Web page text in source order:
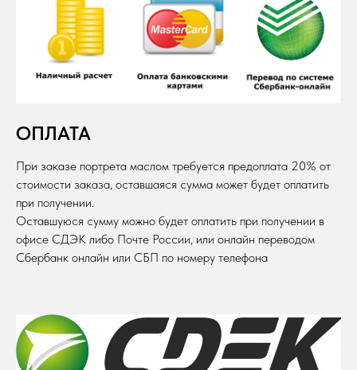
ОПЛАТА
При заказе портрета маслом требуется предоплата 20% от
стоимости заказа, оставшаяся сумма может будет оплатить
при получении.
Оставшуюся сумму можно будет оплатить при получении в
офисе СДЭК либо Почте России, или онлайн переводом
Сбербанк онлайн или СБП по номеру телефона